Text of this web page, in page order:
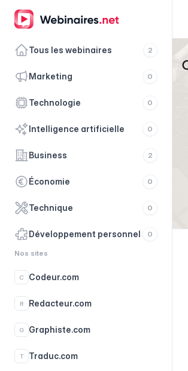
Tous les webinaires 2
marketing 0
technologie 0
intelligence artificielle 0
business 2
économie 0
technique 0
développement personnel 0
Nos sites
C Codeur.com
R Redacteur.com
G Graphiste.com
T Traduc.com